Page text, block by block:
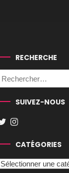
RECHERCHE
SUIVEZ-NOUS
CATÉGORIES